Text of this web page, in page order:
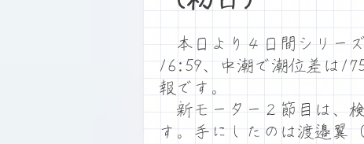
本日より４日間シリー
16:59、中潮で潮位差は
報です。
新モーター２節目は、検
す。手にしたのは渡邉翼